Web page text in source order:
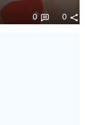
0 0